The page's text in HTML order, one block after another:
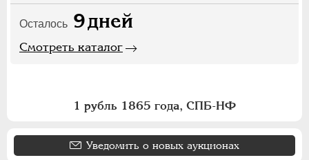
Осталось 9дней
Смотреть каталог
1 рубль 1865 года, СПБ-НФ
Уведомить о новых аукционах